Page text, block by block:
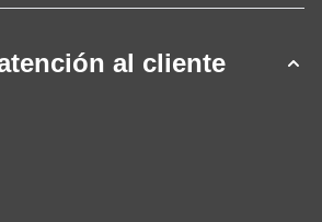
al cliente